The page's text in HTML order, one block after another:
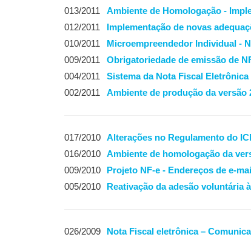
013/2011
Ambiente de Homologação -
012/2011
Implementação de novas
010/2011
Microempreendedor Individual -
009/2011
Obrigatoriedade de emissão de
004/2011
Sistema da Nota Fiscal Eletrônica
002/2011
Ambiente de produção da versão
017/2010 Alterações no Regulamento do
016/2010
Ambiente de homologação da
009/2010
Projeto NF-e - Endereços de e-
005/2010
Reativação da adesão voluntária
026/2009 Nota Fiscal eletrônica –